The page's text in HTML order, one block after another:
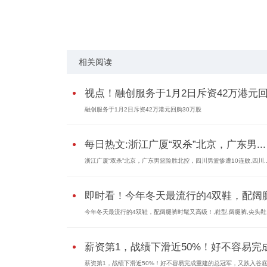
相关阅读
视点！融创服务于1月2日斥资42万港元
融创服务于1月2日斥资42万港元回购30万股
每日热文:浙江广厦“双杀”北京，广东男...
浙江广厦“双杀”北京，广东男篮险胜北控，四川男篮惨遭10连败,四川...
即时看！今年冬天最流行的4双鞋，配阔
今年冬天最流行的4双鞋，配阔腿裤时髦又高级！,鞋型,阔腿裤,尖头
薪资第1，战绩下滑近50%！好不容易完
薪资第1，战绩下滑近50%！好不容易完成重建的总冠军，又跌入谷底